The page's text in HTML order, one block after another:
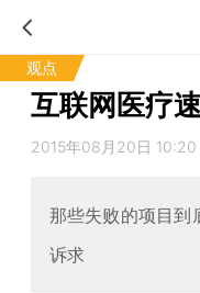
观点
互联网医疗
2015年08月20日 10:20
那些失败的项目到
诉求